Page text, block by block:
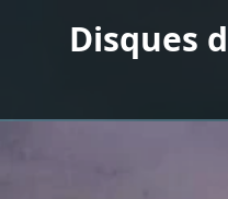
Disques